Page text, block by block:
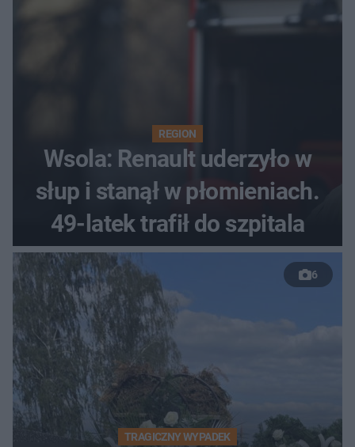
REGION
Wsola: Renault uderzyło w
słup i stanął w płomieniach.
49-latek trafił do szpitala
6
TRAGICZNY WYPADEK